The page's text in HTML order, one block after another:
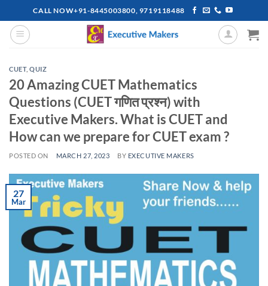
to
content
CALL NOW+91-8445003800, 9719118488
CUET,QUIZ
20 Amazing CUET Mathematics
Questions (CUET गणित प्रश्न) with
Executive Makers. What is CUET and
How can we prepare for CUET exam ?
POSTED ON MARCH 27, 2023 BY EXECUTIVE MAKERS
27
Mar